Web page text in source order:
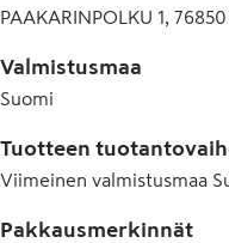
PAAKARINPOLKU 1,
Valmistusmaa
Suomi
Tuotteen
Viimeinen valmistusmaa
Pakkausmerkinnät